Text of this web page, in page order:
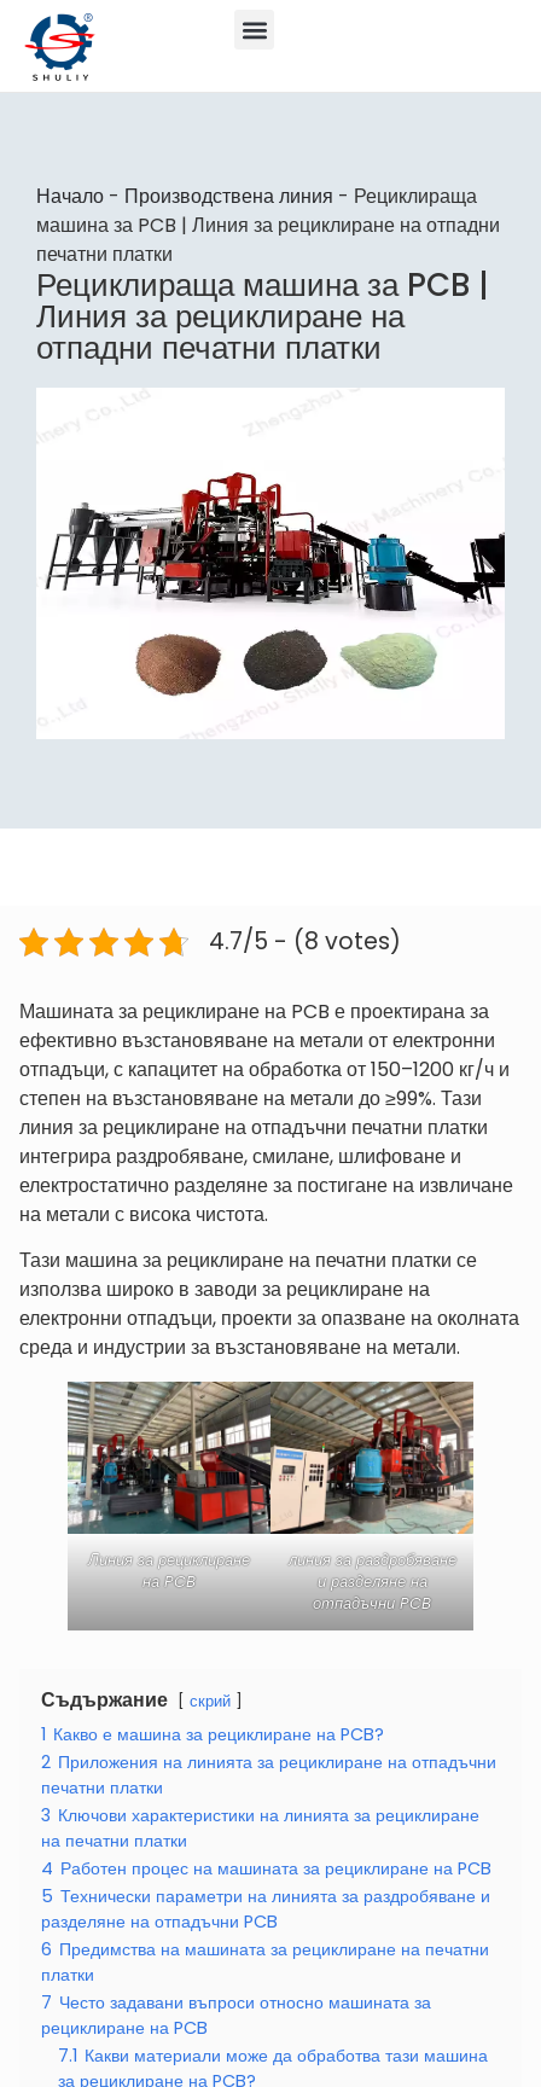
Начало - Производствена линия - Рециклираща
машина за PCB | Линия за рециклиране на отпадни
печатни платки
Рециклираща машина за PCB |
Линия за рециклиране на
отпадни печатни платки
4.7/5 - (8 votes)
Машината за рециклиране на PCB е проектирана за
ефективно възстановяване на метали от електронни
отпадъци, с капацитет на обработка от 150–1200 кг/ч и
степен на възстановяване на метали до ≥99%. Тази
линия за рециклиране на отпадъчни печатни платки
интегрира раздробяване, смилане, шлифоване и
електростатично разделяне за постигане на извличане
на метали с висока чистота.
Тази машина за рециклиране на печатни платки се
използва широко в заводи за рециклиране на
електронни отпадъци, проекти за опазване на околната
среда и индустрии за възстановяване на метали.
Линия за рециклиране
на PCB
линия за раздробяване
и разделяне на
отпадъчни PCB
Съдържание скрий
1 Какво е машина за рециклиране на PCB?
2 Приложения на линията за рециклиране на отпадъчни
печатни платки
3 Ключови характеристики на линията за рециклиране
на печатни платки
4 Работен процес на машината за рециклиране на PCB
5 Технически параметри на линията за раздробяване и
разделяне на отпадъчни PCB
6 Предимства на машината за рециклиране на печатни
платки
7 Често задавани въпроси относно машината за
рециклиране на PCB
7.1 Какви материали може да обработва тази машина
за рециклиране на PCB?